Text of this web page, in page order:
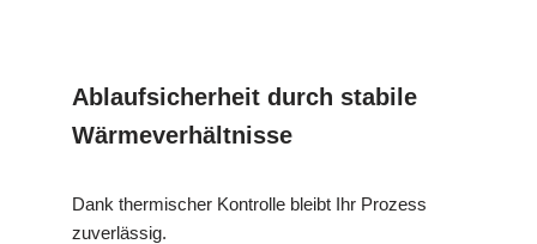
Ablaufsicherheit durch stabile
Wärmeverhältnisse
Dank thermischer Kontrolle bleibt Ihr Prozess
zuverlässig.